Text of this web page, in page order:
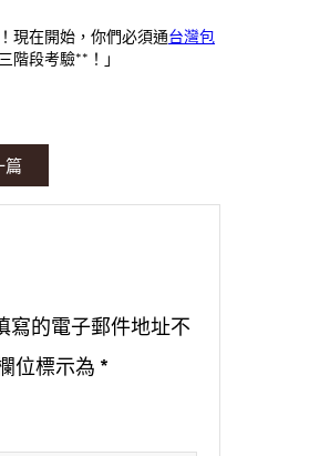
現在開始，你們必須通台灣包
階段考驗**！」
篇
寫的電子郵件地址不
位標示為 *